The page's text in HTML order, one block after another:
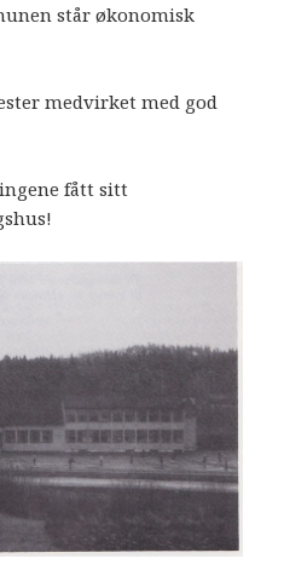
står økonomisk
medvirket med god
fått sitt